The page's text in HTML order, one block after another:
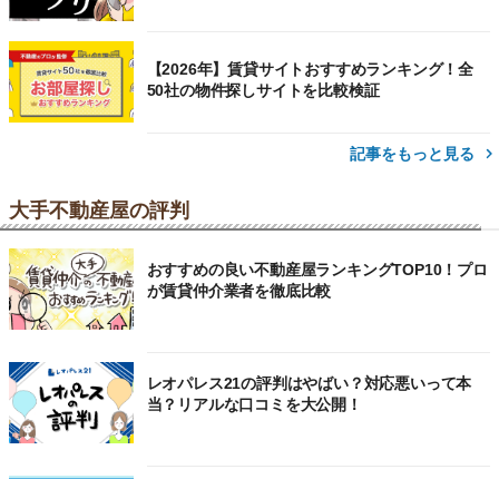
【2026年】賃貸サイトおすすめランキング！全
50社の物件探しサイトを比較検証
記事をもっと見る
大手不動産屋の評判
おすすめの良い不動産屋ランキングTOP10！プロ
が賃貸仲介業者を徹底比較
レオパレス21の評判はやばい？対応悪いって本
当？リアルな口コミを大公開！